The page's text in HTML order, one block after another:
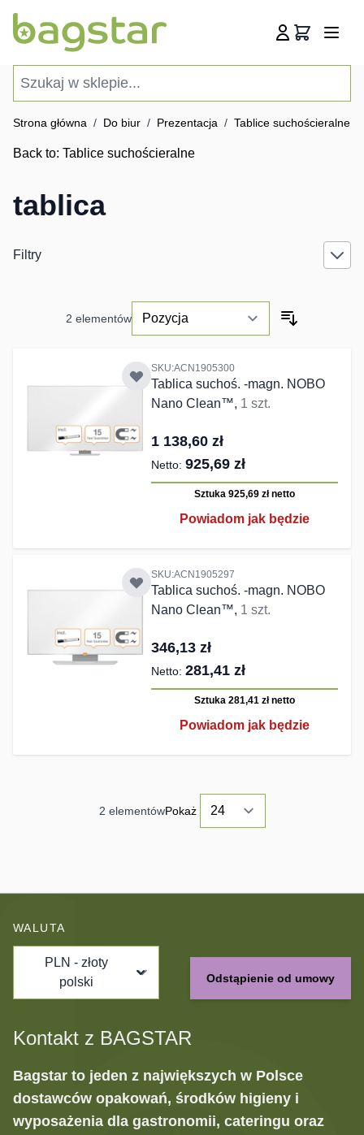
Koszyk
Strona główna / Do biur / Prezentacja / Tablice suchościeralne
Back to: Tablice suchościeralne
tablica
Filtry
2 elementów
SKU:ACN1905300
Tablica suchoś. -magn. NOBO
Nano Clean™, 1 szt.
1 138,60 zł
925,69 zł
Sztuka 925,69 złnetto
Powiadom jak będzie
SKU:ACN1905297
Tablica suchoś. -magn. NOBO
Nano Clean™, 1 szt.
346,13 zł
281,41 zł
Sztuka 281,41 złnetto
Powiadom jak będzie
2 elementówPokaż
WALUTA
PLN - złoty
polski
Odstąpienie od umowy
Kontakt z BAGSTAR
Bagstar to jeden z największych w Polsce
dostawców opakowań, środków higieny i
wyposażenia dla gastronomii, cateringu oraz